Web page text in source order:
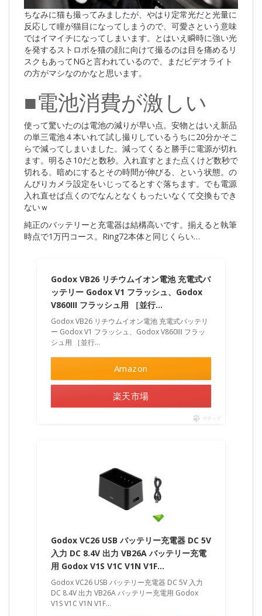
ちなみに猫も撮ってみましたが、やはり定常光だと光量に
反応して瞳が猫目になってしまうので、可愛さという意味
ではイマイチになってしまいます。とはいえ瞬時に強い光
を発するストロボを猫の顔に向けて撮るのは目を痛めるリ
スクもあってNGと言われているので、まだビデオライト
の方がマシなのかなと思います。
■電池消費が激しい
使って驚いたのは電池の減りが早い点。安物とはいえ新品
の単三電池４本いれて試し撮りしているうちに20分かそこ
らで減ってしまいました。減ってくると勝手に電源が切れ
ます。明るさ10だと数秒。入れ直すとまた点くけど数秒で
切れる。暗めにするとその時間が伸びる、という状態。の
んびりカメラ設定をいじってるとすぐ落ちます。でも電源
入れ直せば点くのでなんとなくもったいなくて交換もでき
ないｗ
純正のバッテリーと充電器は結構高いです。揃えると執筆
時点で1万円コース。Ring72本体と同じくらい…
Godox VB26 リチウムイオン電池 充電式バ
ッテリー Godox V1 フラッシュ、Godox
V860III フラッシュ用 ［並行…
Godox VB26 リチウムイオン電池 充電式バッテリ
ー Godox V1 フラッシュ、Godox V860III フラッ
シュ用 ［並行…
Amazon
楽天市場
ポチップ
Godox VC26 USB バッテリー充電器 DC 5V
入力 DC 8.4V 出力 VB26A バッテリー充電
用 Godox V1S V1C V1N V1F…
Godox VC26 USB バッテリー充電器 DC 5V 入力
DC 8.4V 出力 VB26A バッテリー充電用 Godox
V1S V1C V1N V1F…